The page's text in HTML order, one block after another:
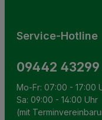
Service-Hotline
09442 43299
Mo-Fr: 07:00 - 17:00
Sa: 09:00 - 14:00 Uhr
(mit